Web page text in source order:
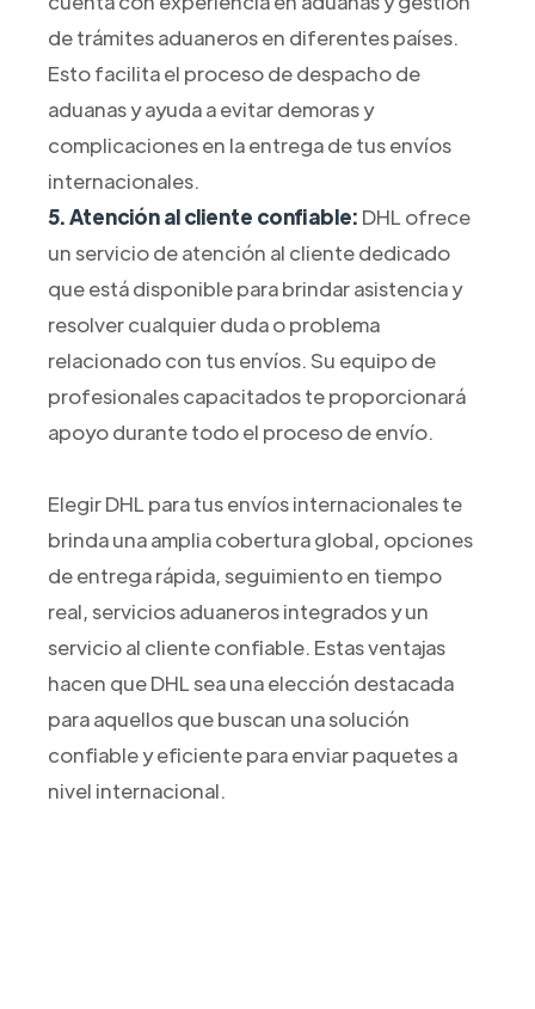
de trámites aduaneros en diferentes países.
Esto facilita el proceso de despacho de
aduanas y ayuda a evitar demoras y
complicaciones en la entrega de tus envíos
internacionales.
5. Atención al cliente confiable: DHL ofrece
un servicio de atención al cliente dedicado
que está disponible para brindar asistencia y
resolver cualquier duda o problema
relacionado con tus envíos. Su equipo de
profesionales capacitados te proporcionará
apoyo durante todo el proceso de envío.
Elegir DHL para tus envíos internacionales te
brinda una amplia cobertura global, opciones
de entrega rápida, seguimiento en tiempo
real, servicios aduaneros integrados y un
servicio al cliente confiable. Estas ventajas
hacen que DHL sea una elección destacada
para aquellos que buscan una solución
confiable y eficiente para enviar paquetes a
nivel internacional.